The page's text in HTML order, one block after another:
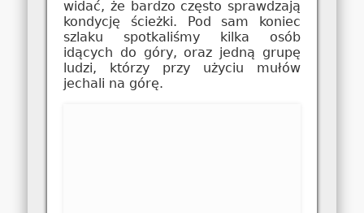
widać, że bardzo często sprawdzają
kondycję ścieżki. Pod sam koniec
szlaku spotkaliśmy kilka osób
idących do góry, oraz jedną grupę
ludzi, którzy przy użyciu mułów
jechali na górę.